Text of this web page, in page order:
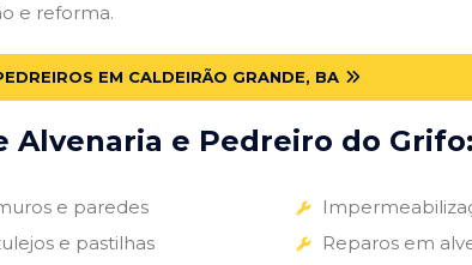
e reforma.
EM CALDEIRÃO GRANDE, BA
Alvenaria e Pedreiro do Grifo:
e paredes
e pastilhas
Reparos em